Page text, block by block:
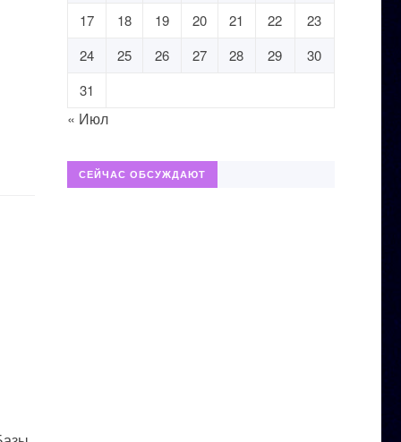
17
18 19 20 21 22
23
24
25 26 27 28 29
30
31
« Июл
СЕЙЧАС ОБСУЖДАЮТ